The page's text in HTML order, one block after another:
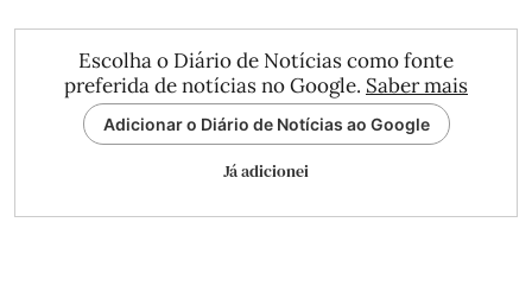
Escolha o Diário de Notícias como fonte
preferida de notícias no Google. Saber mais
Adicionar o Diário de Notícias ao Google
Já adicionei